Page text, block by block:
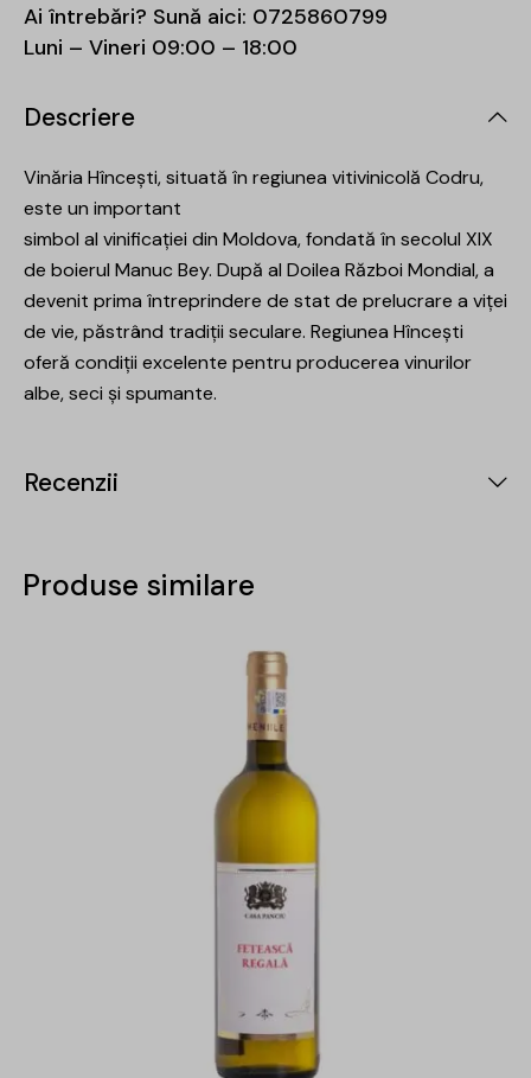
Ai întrebări? Sună aici: 0725860799
Luni – Vineri 09:00 – 18:00
Descriere
Vinăria Hîncești, situată în regiunea vitivinicolă Codru,
este un important
simbol al vinificației din Moldova, fondată în secolul XIX
de boierul Manuc Bey. După al Doilea Război Mondial, a
devenit prima întreprindere de stat de prelucrare a viței
de vie, păstrând tradiții seculare. Regiunea Hîncești
oferă condiții excelente pentru producerea vinurilor
albe, seci și spumante.
Recenzii
Produse similare